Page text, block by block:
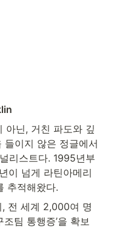
아닌, 거친 파도와 깊
이지 않은 정글에서
리스트다. 1995년부
이 넘게 라틴아메리
추적해왔다.
전 세계 2,000여 명
팀 통행증’을 확보